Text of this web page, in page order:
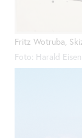
Fritz Wotruba,
Foto: Harald